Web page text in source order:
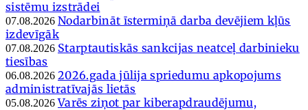
sistēmu izstrādei
07.08.2026 Nodarbināt īstermiņā darba devējiem kļūs
izdevīgāk
07.08.2026 Starptautiskās sankcijas neatceļ darbinieku
tiesības
06.08.2026 2026.gada jūlija spriedumu apkopojums
administratīvajās lietās
05.08.2026 Varēs ziņot par kiberapdraudējumu,